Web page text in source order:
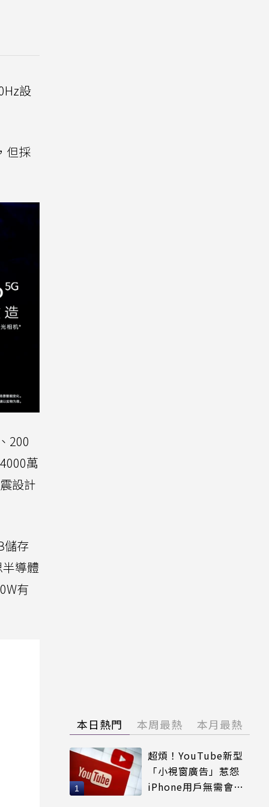
設
但採
200
萬
設計
儲存
導體
有
本日熱門 本周最熱 本月最熱
超煩！YouTube新型
「小視窗廣告」惹怨
iPhone用戶無需會員